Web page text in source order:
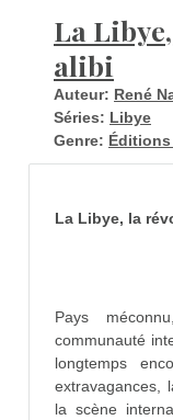
La
alibi
Auteur: René
Séries: Libye
Genre:
La Libye, la
Pays
communauté
longtemps
extravagances,
la scène